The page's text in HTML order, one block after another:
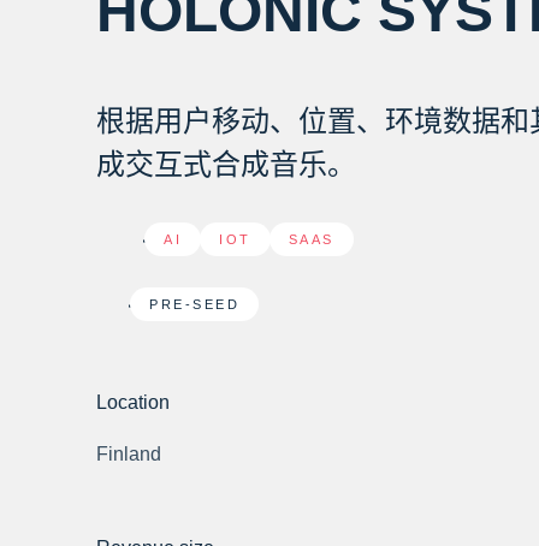
根据用户移动、位置、环境数据
成交互式合成音乐。
AI IOT SAAS
PRE-SEED
Location
Finland